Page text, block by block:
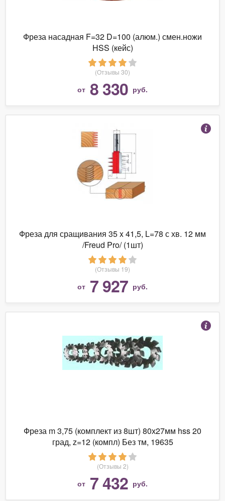
Фреза насадная F=32 D=100 (алюм.) смен.ножи
HSS (кейс)
(Отзывы 30)
от 8 330 руб.
Фреза для сращивания 35 x 41,5, L=78 с хв. 12 мм
/Freud Pro/ (1шт)
(Отзывы 19)
от 7 927 руб.
Фреза m 3,75 (комплект из 8шт) 80х27мм hss 20
град, z=12 (компл) Без тм, 19635
(Отзывы 2)
от 7 432 руб.